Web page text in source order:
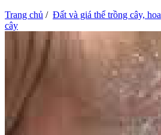
Trang chủ / Đất và giá thể trồng cây, hoa
cây